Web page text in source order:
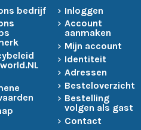
bedrijf
Inloggen
Account
aanmaken
Mijn account
Identiteit
Adressen
Besteloverzicht
Bestelling
volgen als gast
Contact